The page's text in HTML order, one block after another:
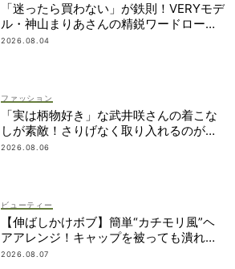
「迷ったら買わない」が鉄則！VERYモデ
ル・神山まりあさんの精鋭ワードローブ1
2選
2026.08.04
ファッション
「実は柄物好き」な武井咲さんの着こな
しが素敵！さりげなく取り入れるのが気
分
2026.08.06
ビューティー
【伸ばしかけボブ】簡単“カチモリ風”ヘ
アアレンジ！キャップを被っても潰れな
い
2026.08.07